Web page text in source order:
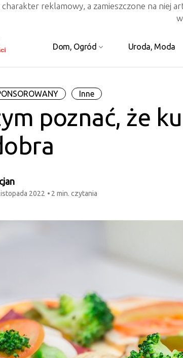
charakter reklamowy, a zamieszczone na niej
Dom, Ogród Uroda, Moda
Inne
poznać, że
2022 2 min. czytania